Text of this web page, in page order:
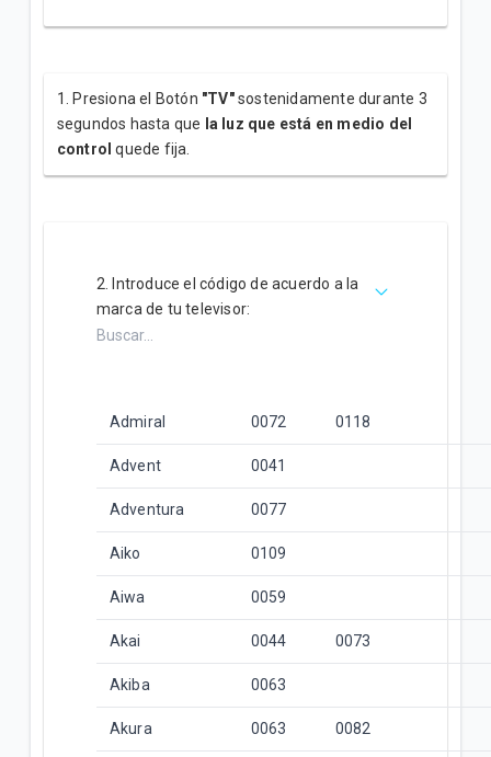
1. Presiona el Botón "TV"sostenidamente durante 3
segundos hasta que la luz que está en medio del
controlquede fija.
2. Introduce el código de acuerdo a la
marca de tu televisor:
Admiral 0072 0118
Advent 0041
Adventura 0077
Aiko 0109
Aiwa 0059
Akai 0044 0073
Akiba 0063
Akura 0063 0082